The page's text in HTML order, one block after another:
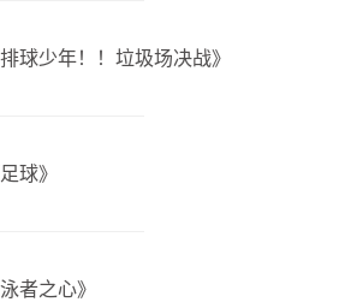
球少年！！垃圾场决战》
球》
者之心》